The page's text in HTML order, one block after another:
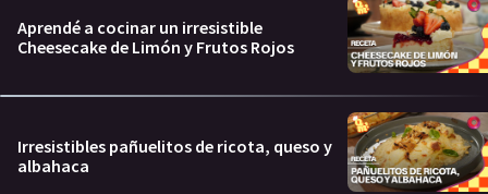
Aprendé a cocinar un irresistible
Cheesecake de Limón y Frutos Rojos
Irresistibles pañuelitos de ricota, queso y
albahaca